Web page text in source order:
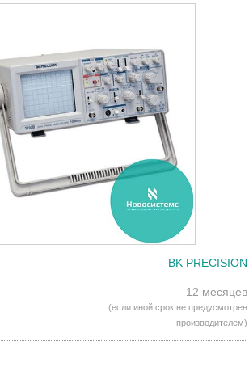
BK PRECISION
12 месяцев
(если иной срок не предусмотрен
производителем)